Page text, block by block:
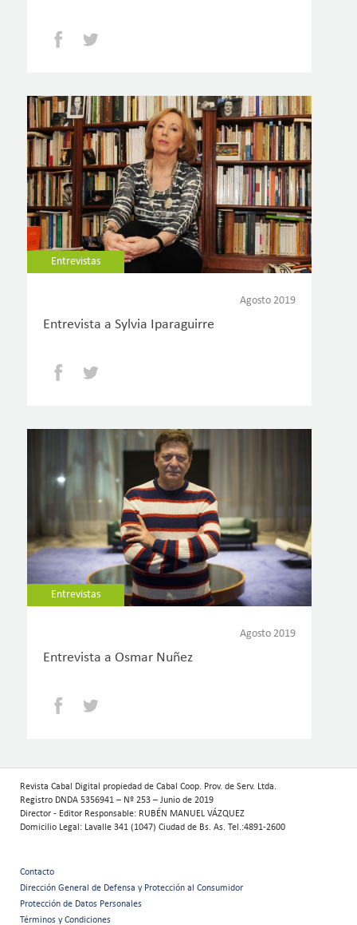
Facebook
Entrevistas
Agosto 2019
Entrevista a Sylvia Iparaguirre
Facebook
Entrevistas
Agosto 2019
Entrevista a Osmar Nuñez
Facebook
Revista Cabal Digital propiedad de Cabal Coop. Prov. de Serv. Ltda.
Registro DNDA 5356941 – Nº 253 – Junio de 2019
Director - Editor Responsable: RUBÉN MANUEL VÁZQUEZ
Domicilio Legal: Lavalle 341 (1047) Ciudad de Bs. As. Tel.:4891-2600
Menú
Contacto
Dirección General de Defensa y Protección al Consumidor
Protección de Datos Personales
Términos y Condiciones